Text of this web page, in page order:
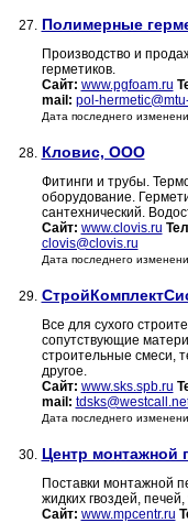
27. Полимерные
Производство и
герметиков.
Сайт: www.pgfoam.ru
mail: pol-
Дата последнего
28. Кловис, ООО
Фитинги и трубы.
оборудование.
сантехнический.
Сайт: www.clovis.ru
clovis@clovis.ru
Дата последнего
29.
Все для сухого
сопутствующие
строительные смеси,
другое.
Сайт: www.sks.spb.ru
mail:
Дата последнего
30. Центр монтажной
Поставки монтажной
жидких гвоздей,
Сайт: www.mpcentr.ru